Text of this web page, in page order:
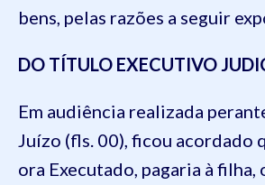
bens, pelas razões a seguir
DO TÍTULO EXECUTIVO
Em audiência realizada
Juízo (fls. 00), ficou acordado
ora Executado, pagaria à filha,